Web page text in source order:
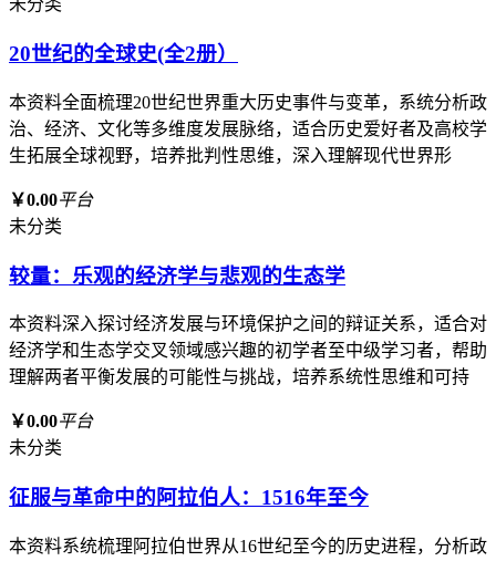
未分类
20世纪的全球史(全2册）
本资料全面梳理20世纪世界重大历史事件与变革，系统分析政
治、经济、文化等多维度发展脉络，适合历史爱好者及高校学
生拓展全球视野，培养批判性思维，深入理解现代世界形
￥0.00平台
未分类
较量：乐观的经济学与悲观的生态学
本资料深入探讨经济发展与环境保护之间的辩证关系，适合对
经济学和生态学交叉领域感兴趣的初学者至中级学习者，帮助
理解两者平衡发展的可能性与挑战，培养系统性思维和可持
￥0.00平台
未分类
征服与革命中的阿拉伯人：1516年至今
本资料系统梳理阿拉伯世界从16世纪至今的历史进程，分析政